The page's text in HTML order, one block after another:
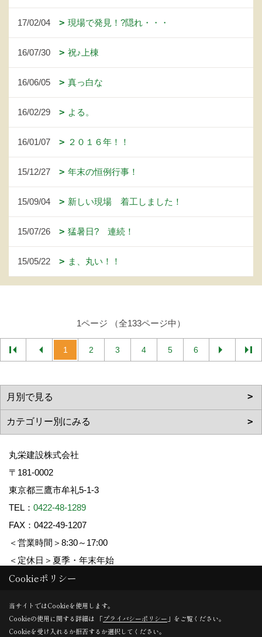
17/02/04 現場で発見！?隠れ・・・
16/07/30 祝♪上棟
16/06/05 真っ白な
16/02/29 よる。
16/01/07 ２０１６年！！
15/12/27 年末の恒例行事！
15/09/04 新しい現場 着工しました！
15/07/26 猛暑日? 連続！
15/05/22 ま、丸い！！
1ページ （全133ページ中）
1 2 3 4 5 6
丸栄建設株式会社
〒181-0002
東京都三鷹市牟礼5-1-3
TEL： 0422-48-1289
FAX：0422-49-1207
＜営業時間＞8:30～17:00
＜定休日＞夏季・年末年始
Copyright (c) 丸栄建設. All Rights Reserved.
Produced byゴデスクリエイト
Cookieポリシー
当サイトではCookieを使用します。
Cookieの使用に関する詳細は 「プライバシーポリシー 」をご覧ください。
Cookieを受け入れるか拒否するか選択してください。